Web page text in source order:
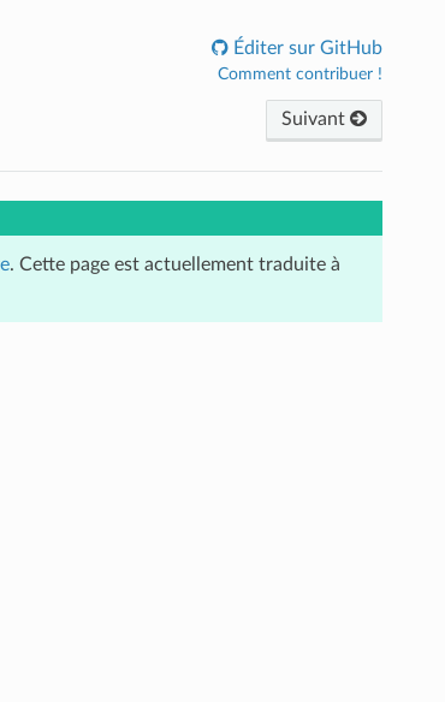
Éditer sur GitHub
Comment contribuer !
Suivant
. Cette page est actuellement traduite à